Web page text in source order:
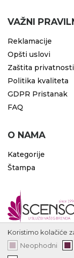
VAŽNI
Reklamacije
Opšti uslovi
Zaštita privatnosti
Politika kvaliteta
GDPR Pristanak
FAQ
O NAMA
Kategorije
Štampa
Koristimo kolačiće
Neophodni